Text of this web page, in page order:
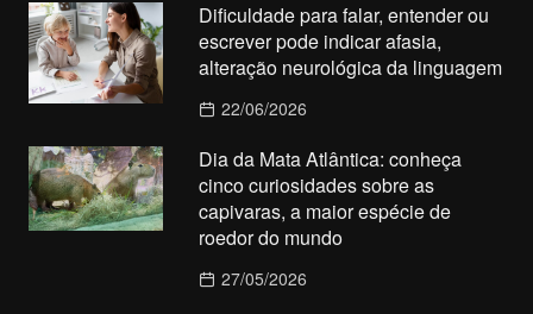
Dificuldade para falar, entender ou
escrever pode indicar afasia,
alteração neurológica da linguagem
22/06/2026
Dia da Mata Atlântica: conheça
cinco curiosidades sobre as
capivaras, a maior espécie de
roedor do mundo
27/05/2026